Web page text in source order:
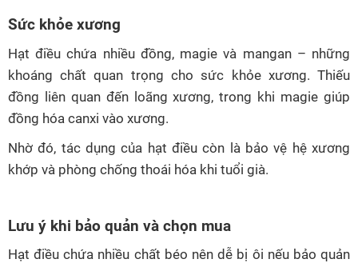
Sức khỏe xương
Hạt điều chứa nhiều đồng, magie và mangan – những
khoáng chất quan trọng cho sức khỏe xương. Thiếu
đồng liên quan đến loãng xương, trong khi magie giúp
đồng hóa canxi vào xương.
Nhờ đó, tác dụng của hạt điều còn là bảo vệ hệ xương
khớp và phòng chống thoái hóa khi tuổi già.
Lưu ý khi bảo quản và chọn mua
Hạt điều chứa nhiều chất béo nên dễ bị ôi nếu bảo quản